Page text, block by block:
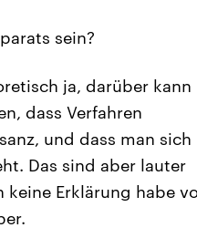
sein?
ja, darüber kann
dass Verfahren
und dass man sich
Das sind aber lauter
Erklärung habe